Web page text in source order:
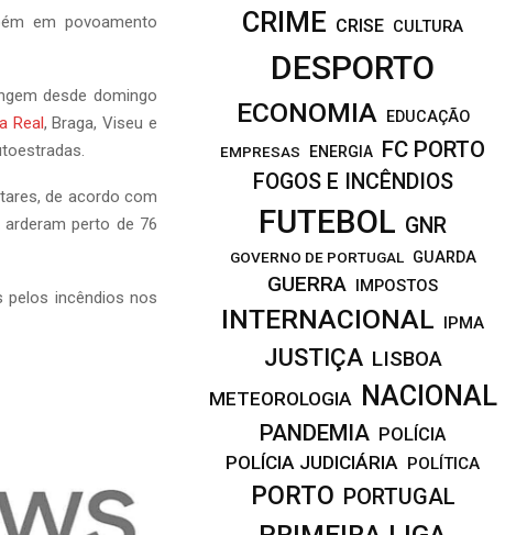
em povoamento
desde domingo
Real, Braga, Viseu e
de acordo com
perto de 76
pelos incêndios nos
CRIME CRISE CULTURA
DESPORTO
ECONOMIA
EDUCAÇÃO
EMPRESAS
ENERGIA FC PORTO
FOGOS E INCÊNDIOS
FUTEBOL GNR
GOVERNO DE PORTUGAL GUARDA
GUERRA IMPOSTOS
INTERNACIONAL IPMA
JUSTIÇA LISBOA
METEOROLOGIA NACIONAL
PANDEMIA POLÍCIA
POLÍCIA JUDICIÁRIA POLÍTICA
PORTO PORTUGAL